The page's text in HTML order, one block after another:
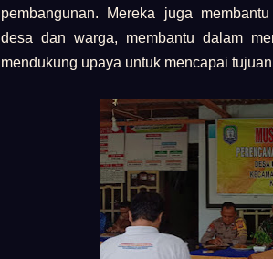
pembangunan. Mereka juga
desa dan warga, membantu dalam
mendukung upaya untuk mencapai